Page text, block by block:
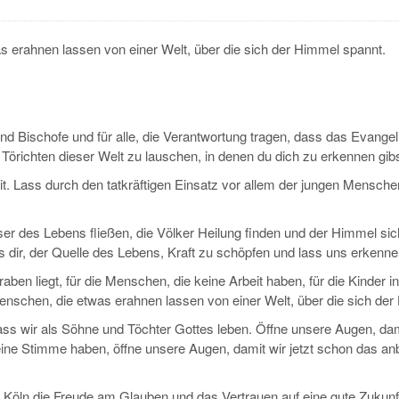
lassen von einer Welt, über die sich der Himmel spannt.
Bischofe und für alle, die Verantwortung tragen, dass das
dieser Welt zu lauschen, in denen du dich zu erkennen
Lass durch den tatkräftigen Einsatz vor allem der jungen
des Lebens fließen, die Völker Heilung finden und der Himmel
der Quelle des Lebens, Kraft zu schöpfen und lass uns
liegt, für die Menschen, die keine Arbeit haben, für die Kinder
die etwas erahnen lassen von einer Welt, über die sich
wir als Söhne und Töchter Gottes leben. Öffne unsere Augen,
Stimme haben, öffne unsere Augen, damit wir jetzt schon das